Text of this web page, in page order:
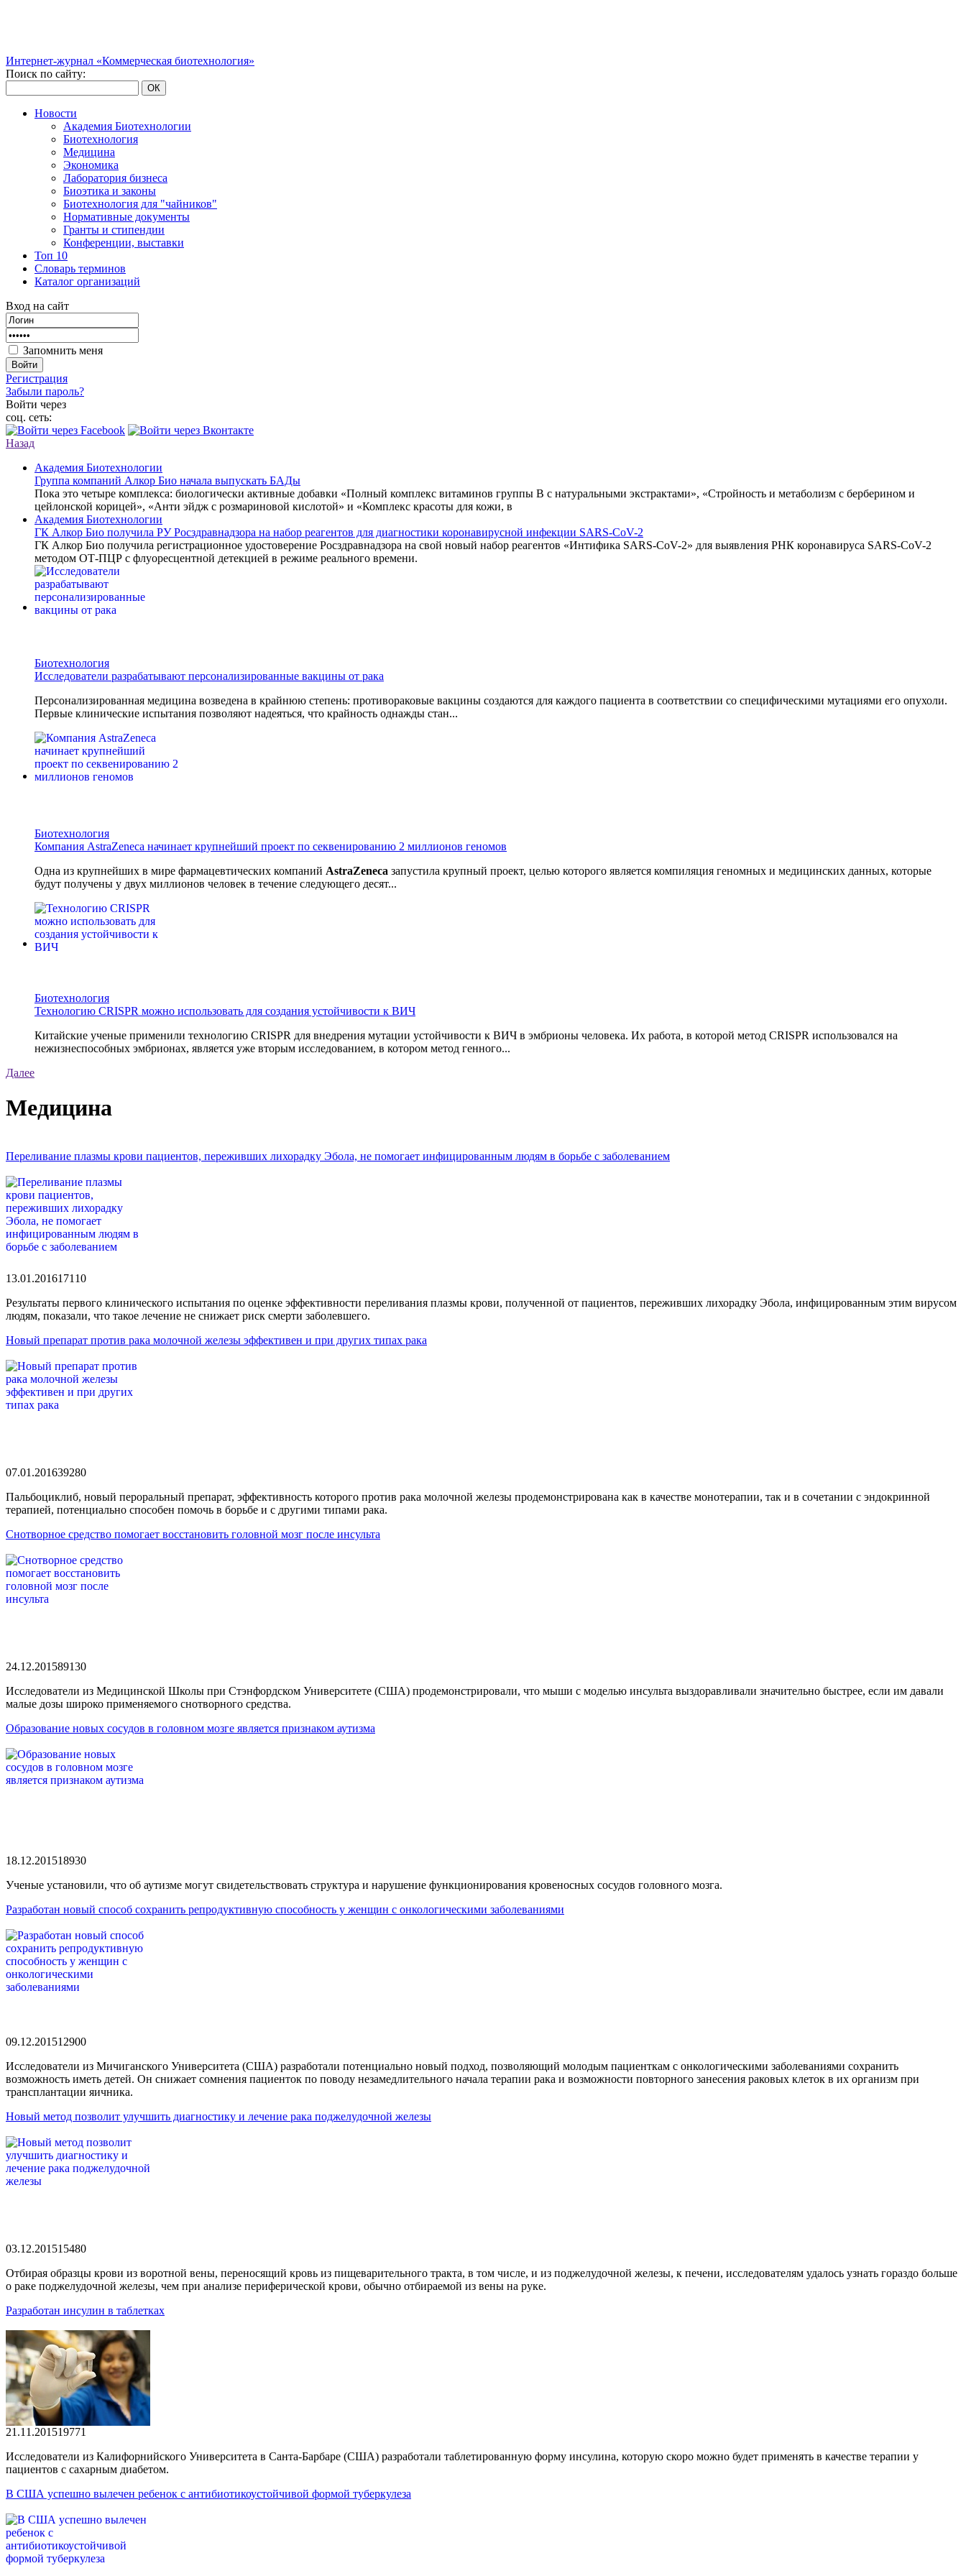
Интернет-журнал «Коммерческая биотехнология»
Поиск по сайту:
ОК
Новости
Академия Биотехнологии
Биотехнология
Медицина
Экономика
Лаборатория бизнеса
Биоэтика и законы
Биотехнология для "чайников"
Нормативные документы
Гранты и стипендии
Конференции, выставки
Топ 10
Словарь терминов
Каталог организаций
Вход на сайт
Запомнить меня
Войти
Регистрация
Забыли пароль?
Войти через
соц. сеть:
Назад
Академия Биотехнологии
Группа компаний Алкор Био начала выпускать БАДы
Пока это четыре комплекса: биологически активные добавки «Полный комплекс витаминов группы В с натуральными экстрактами», «Стройность и метаболизм с берберином и
цейлонской корицей», «Анти эйдж с розмариновой кислотой» и «Комплекс красоты для кожи, в
Академия Биотехнологии
ГК Алкор Био получила РУ Росздравнадзора на набор реагентов для диагностики коронавирусной инфекции SARS-CoV-2
ГК Алкор Био получила регистрационное удостоверение Росздравнадзора на свой новый набор реагентов «Интифика SARS-CoV-2» для выявления РНК коронавируса SARS-CoV-2
методом ОТ-ПЦР с флуоресцентной детекцией в режиме реального времени.
Биотехнология
Исследователи разрабатывают персонализированные вакцины от рака
Персонализированная медицина возведена в крайнюю степень: противораковые вакцины создаются для каждого пациента в соответствии со специфическими мутациями его опухоли.
Первые клинические испытания позволяют надеяться, что крайность однажды стан...
Биотехнология
Компания AstraZeneca начинает крупнейший проект по секвенированию 2 миллионов геномов
Одна из крупнейших в мире фармацевтических компаний AstraZeneca запустила крупный проект, целью которого является компиляция геномных и медицинских данных, которые
будут получены у двух миллионов человек в течение следующего десят...
Биотехнология
Технологию CRISPR можно использовать для создания устойчивости к ВИЧ
Китайские ученые применили технологию CRISPR для внедрения мутации устойчивости к ВИЧ в эмбрионы человека. Их работа, в которой метод CRISPR использовался на
нежизнеспособных эмбрионах, является уже вторым исследованием, в котором метод генного...
Далее
Медицина
Переливание плазмы крови пациентов, переживших лихорадку Эбола, не помогает инфицированным людям в борьбе с заболеванием
13.01.201617110
Результаты первого клинического испытания по оценке эффективности переливания плазмы крови, полученной от пациентов, переживших лихорадку Эбола, инфицированным этим вирусом
людям, показали, что такое лечение не снижает риск смерти заболевшего.
Новый препарат против рака молочной железы эффективен и при других типах рака
07.01.201639280
Пальбоциклиб, новый пероральный препарат, эффективность которого против рака молочной железы продемонстрирована как в качестве монотерапии, так и в сочетании с эндокринной
терапией, потенциально способен помочь в борьбе и с другими типами рака.
Снотворное средство помогает восстановить головной мозг после инсульта
24.12.201589130
Исследователи из Медицинской Школы при Стэнфордском Университете (США) продемонстрировали, что мыши с моделью инсульта выздоравливали значительно быстрее, если им давали
малые дозы широко применяемого снотворного средства.
Образование новых сосудов в головном мозге является признаком аутизма
18.12.201518930
Ученые установили, что об аутизме могут свидетельствовать структура и нарушение функционирования кровеносных сосудов головного мозга.
Разработан новый способ сохранить репродуктивную способность у женщин с онкологическими заболеваниями
09.12.201512900
Исследователи из Мичиганского Университета (США) разработали потенциально новый подход, позволяющий молодым пациенткам с онкологическими заболеваниями сохранить
возможность иметь детей. Он снижает сомнения пациенток по поводу незамедлительного начала терапии рака и возможности повторного занесения раковых клеток в их организм при
трансплантации яичника.
Новый метод позволит улучшить диагностику и лечение рака поджелудочной железы
03.12.201515480
Отбирая образцы крови из воротной вены, переносящий кровь из пищеварительного тракта, в том числе, и из поджелудочной железы, к печени, исследователям удалось узнать гораздо больше
о раке поджелудочной железы, чем при анализе периферической крови, обычно отбираемой из вены на руке.
Разработан инсулин в таблетках
21.11.201519771
Исследователи из Калифорнийского Университета в Санта-Барбаре (США) разработали таблетированную форму инсулина, которую скоро можно будет применять в качестве терапии у
пациентов с сахарным диабетом.
В США успешно вылечен ребенок с антибиотикоустойчивой формой туберкулеза